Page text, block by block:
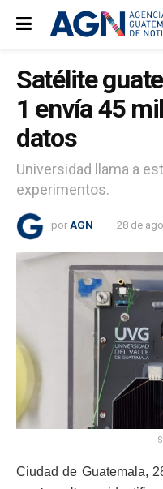
Satélite
1 envía 45
datos
Universidad llama a
experimentos.
por AGN 28 de
Ciudad de Guatemala,